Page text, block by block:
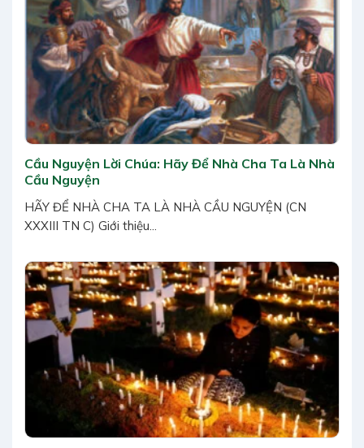
Cầu Nguyện Lời Chúa: Hãy Để Nhà Cha Ta Là Nhà
Cầu Nguyện
HÃY ĐỂ NHÀ CHA TA LÀ NHÀ CẦU NGUYỆN (CN
XXXIII TN C) Giới thiệu...